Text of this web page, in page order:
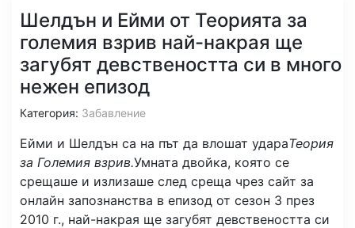
Шелдън и Ейми от Теорията за
големия взрив най-накрая ще
загубят девствеността си в много
нежен епизод
Категория: Забавление
Ейми и Шелдън са на път да влошат удараТеория
за Големия взрив.Умната двойка, която се
срещаше и излизаше след среща чрез сайт за
онлайн запознанства в епизод от сезон 3 през
2010 г., най-накрая ще загубят девствеността си